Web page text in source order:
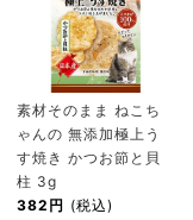
素材そのまま ねこち
ゃんの 無添加極上う
す焼き かつお節と貝
柱 3g
382円 (税込)